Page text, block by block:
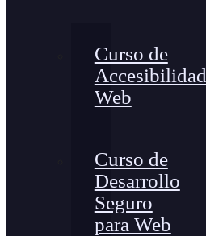
Curso de
Accesibilidad
Web
Curso de
Desarrollo
Seguro
para Web